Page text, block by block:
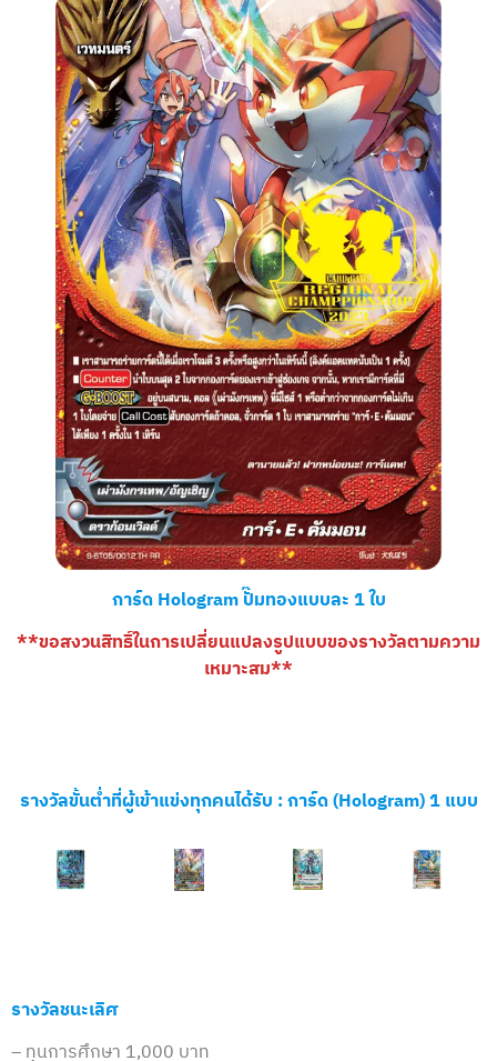
การ์ด Hologram ปั๊มทองแบบละ 1 ใบ
**ขอสงวนสิทธิ์ในการเปลี่ยนแปลงรูปแบบของรางวัลตามความ
เหมาะสม**
รางวัลขั้นต่ำที่ผู้เข้าแข่งทุกคนได้รับ :การ์ด (Hologram) 1 แบบ
รางวัลชนะเลิศ
– ทุนการศึกษา 1,000 บาท